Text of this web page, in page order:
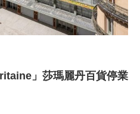
」莎瑪麗丹百貨停業